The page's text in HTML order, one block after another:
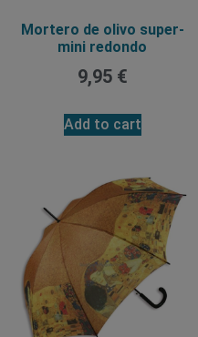
Mortero de olivo super-
mini redondo
9,95 €
Add to cart